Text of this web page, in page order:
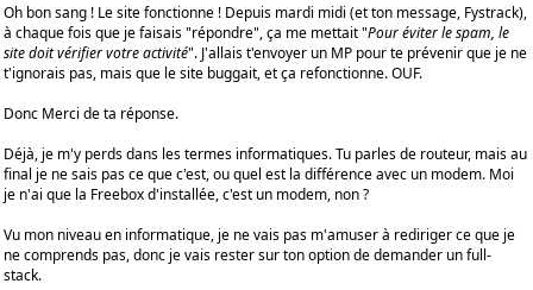
Oh bon sang ! Le site fonctionne ! Depuis mardi midi (et ton message, Fystrack),
à chaque fois que je faisais "répondre", ça me mettait "Pour éviter le spam, le
site doit vérifier votre activité". J'allais t'envoyer un MP pour te prévenir que je ne
t'ignorais pas, mais que le site buggait, et ça refonctionne. OUF.
Donc Merci de ta réponse.
Déjà, je m'y perds dans les termes informatiques. Tu parles de routeur, mais au
final je ne sais pas ce que c'est, ou quel est la différence avec un modem. Moi
je n'ai que la Freebox d'installée, c'est un modem, non ?
Vu mon niveau en informatique, je ne vais pas m'amuser à rediriger ce que je
ne comprends pas, donc je vais rester sur ton option de demander un full-
stack.